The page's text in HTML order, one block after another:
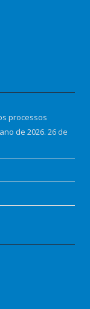
processos
de 2026. 26 de